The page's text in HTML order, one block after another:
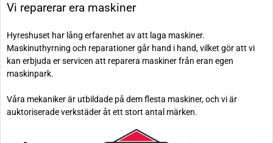
Vi reparerar era maskiner
Hyreshuset har lång erfarenhet av att laga maskiner.
Maskinuthyrning och reparationer går hand i hand, vilket gör att vi
kan erbjuda er servicen att reparera maskiner från eran egen
maskinpark.
Våra mekaniker är utbildade på dem flesta maskiner, och vi är
auktoriserade verkstäder åt ett stort antal märken.